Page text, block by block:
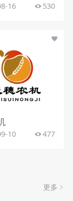
16 530
10 477
更多